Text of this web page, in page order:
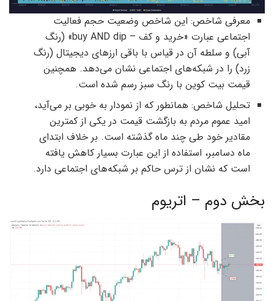
معرفی شاخص: این شاخص وضعیت حجم فعالیت
اجتماعی عبارت «خرید و کف – buy AND dip» (رنگ
آبی) و سلطه آن در قیاس با باقی ارزهای دیجیتال (رنگ
زرد) را در شبکه‌های اجتماعی نشان می‌دهد. همچنین
قیمت بیت کوین با رنگ سبز رسم شده است.
تحلیل شاخص: همانطور که از نمودار به خوبی بر می‌آید،
امید عموم مردم به بازگشت قیمت در یکی از کمترین
مقادیر خود طی چند ماه گذشته است. بر خلاف ابتدای
ماه دسامبر، استفاده از این عبارت بسیار کاهش یافته
است که نشان از ترس حاکم بر شبکه‌های اجتماعی دارد.
بخش دوم – اتریوم